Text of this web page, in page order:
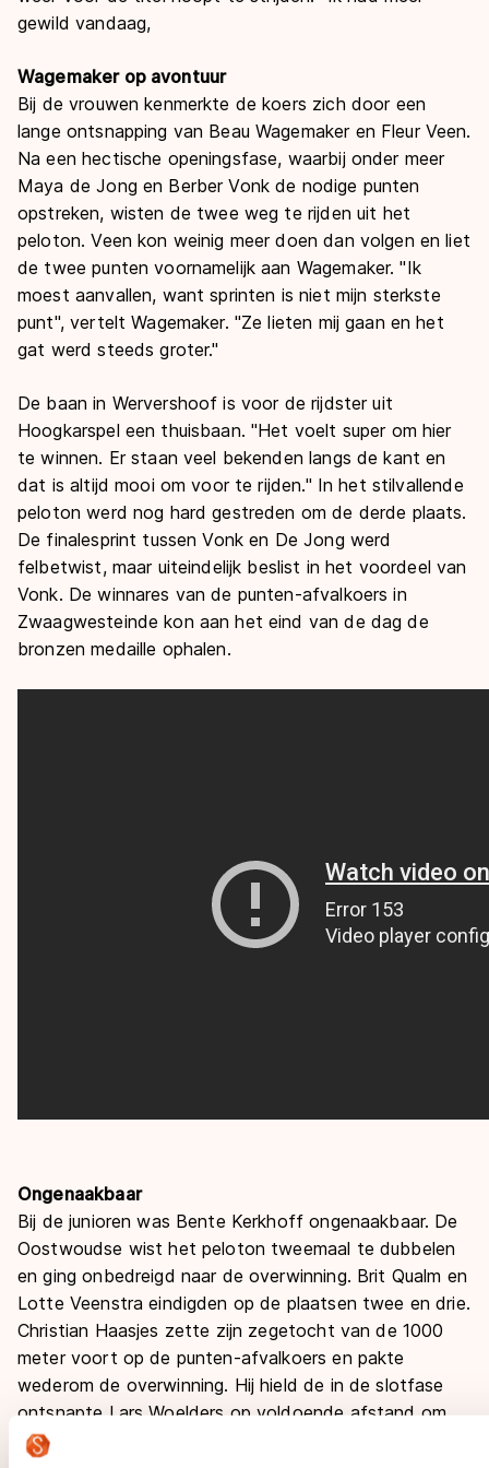
gewild vandaag,
Wagemaker op avontuur
Bij de vrouwen kenmerkte de koers zich door een
lange ontsnapping van Beau Wagemaker en Fleur Veen.
Na een hectische openingsfase, waarbij onder meer
Maya de Jong en Berber Vonk de nodige punten
opstreken, wisten de twee weg te rijden uit het
peloton. Veen kon weinig meer doen dan volgen en liet
de twee punten voornamelijk aan Wagemaker. "Ik
moest aanvallen, want sprinten is niet mijn sterkste
punt", vertelt Wagemaker. "Ze lieten mij gaan en het
gat werd steeds groter."
De baan in Wervershoof is voor de rijdster uit
Hoogkarspel een thuisbaan. "Het voelt super om hier
te winnen. Er staan veel bekenden langs de kant en
dat is altijd mooi om voor te rijden." In het stilvallende
peloton werd nog hard gestreden om de derde plaats.
De finalesprint tussen Vonk en De Jong werd
felbetwist, maar uiteindelijk beslist in het voordeel van
Vonk. De winnares van de punten-afvalkoers in
Zwaagwesteinde kon aan het eind van de dag de
bronzen medaille ophalen.
Ongenaakbaar
Bij de junioren was Bente Kerkhoff ongenaakbaar. De
Oostwoudse wist het peloton tweemaal te dubbelen
en ging onbedreigd naar de overwinning. Brit Qualm en
Lotte Veenstra eindigden op de plaatsen twee en drie.
Christian Haasjes zette zijn zegetocht van de 1000
meter voort op de punten-afvalkoers en pakte
wederom de overwinning. Hij hield de in de slotfase
ontsnapte Lars Woelders op voldoende afstand om
de zege veilig te stellen. Ruben Ligtenberg pakte het